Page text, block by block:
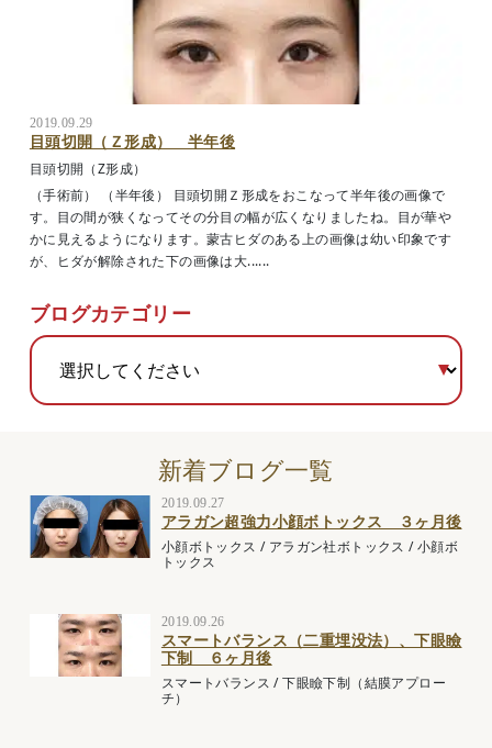
2019.09.29
目頭切開（Ｚ形成） 半年後
目頭切開（Z形成）
（手術前） （半年後） 目頭切開Ｚ形成をおこなって半年後の画像で
す。目の間が狭くなってその分目の幅が広くなりましたね。目が華や
かに見えるようになります。蒙古ヒダのある上の画像は幼い印象です
が、ヒダが解除された下の画像は大......
ブログカテゴリー
新着ブログ一覧
2019.09.27
アラガン超強力小顔ボトックス ３ヶ月後
小顔ボトックス / アラガン社ボトックス /小顔ボ
トックス
2019.09.26
スマートバランス（二重埋没法）、下眼瞼
下制 ６ヶ月後
スマートバランス /下眼瞼下制（結膜アプロー
チ）